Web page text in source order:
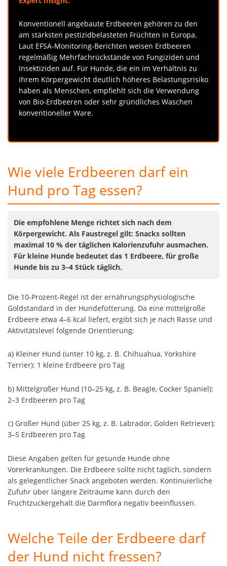
Konventionell angebaute Erdbeeren gehören zu den
am stärksten pestizidbelasteten Früchten in Europa.
Laut EFSA-Monitoring-Berichten weisen Erdbeeren
regelmäßig Mehrfachrückstände von Fungiziden und
Insektiziden auf. Für Hunde, die ein im Verhältnis zu
ihrem Körpergewicht deutlich höheres Belastungsrisiko
haben als Menschen, empfiehlt sich die Verwendung
von Bio-Erdbeeren oder sehr gründliches Waschen
konventioneller Ware.
Wie viele Erdbeeren darf ein
Hund pro Tag essen?
Die empfohlene Menge richtet sich nach dem
Körpergewicht. Als Faustregel gilt: Snacks sollten
maximal 10 % der täglichen Kalorienzufuhr ausmachen.
Für kleine Hunde bedeutet das 1 Erdbeere, für große
Hunde bis zu 3–4 Stück täglich.
Die 10-Prozent-Regel ist der ernährungsphysiologische
Goldstandard in der Hundefütterung. Da eine mittelgroße
Erdbeere etwa 4–6 kcal liefert, ergibt sich je nach Rasse und
Aktivitätslevel folgende Orientierung:
a) Kleiner Hund (unter 10 kg, z. B. Chihuahua, Yorkshire
Terrier): 1 kleine Erdbeere pro Tag
b) Mittelgroßer Hund (10–25 kg, z. B. Beagle, Cocker Spaniel):
2–3 Erdbeeren pro Tag
c) Großer Hund (über 25 kg, z. B. Labrador, Golden Retriever):
3–5 Erdbeeren pro Tag
Diese Angaben gelten für gesunde Hunde ohne
Vorerkrankungen. Die Erdbeere sollte nicht täglich, sondern
als gelegentlicher Snack angeboten werden. Kontinuierliche
Zufuhr über längere Zeiträume kann durch den
Fruchtzuckergehalt die Darmflora negativ beeinflussen.
Welche Teile der Erdbeere darf
der Hund nicht fressen?